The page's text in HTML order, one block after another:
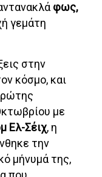
φως,
γεμάτη
στην
κόσμο, και
με
Ελ-Σέιχ, η
την
μήνυμά της,